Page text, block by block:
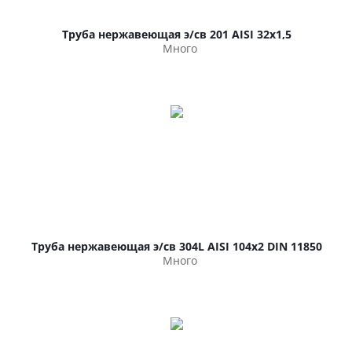
Труба нержавеющая э/св 201 AISI 32х1,5
Много
Труба нержавеющая э/св 304L AISI 104х2 DIN 11850
Много